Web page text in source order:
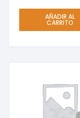
AÑADIR AL
CARRITO